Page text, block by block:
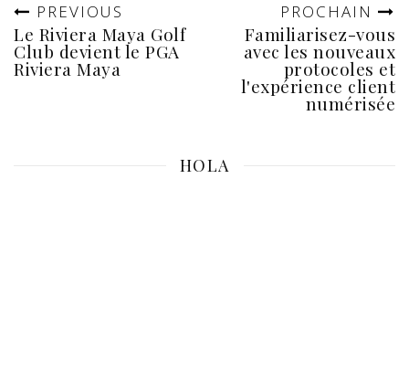
PREVIOUS
Le Riviera Maya Golf
Club devient le PGA
Riviera Maya
PROCHAIN
Familiarisez-vous
avec les nouveaux
protocoles et
l'expérience client
numérisée
HOLA